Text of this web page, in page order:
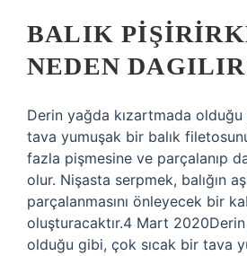
BALIK
NEDEN
Derin yağda kızartmada
tava yumuşak bir balık
fazla pişmesine ve parçalanıp
olur. Nişasta serpmek, balığın
parçalanmasını önleyecek bir
oluşturacaktır.4 Mart
olduğu gibi, çok sıcak bir tava